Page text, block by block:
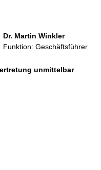
Dr. Martin Winkler
Funktion: Geschäftsführer
unmittelbar